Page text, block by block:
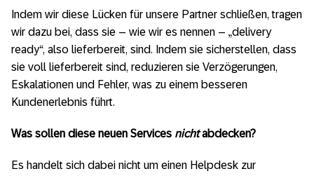
Indem wir diese Lücken für unsere Partner schließen, tragen
wir dazu bei, dass sie – wie wir es nennen – „delivery
ready“, also lieferbereit, sind. Indem sie sicherstellen, dass
sie voll lieferbereit sind, reduzieren sie Verzögerungen,
Eskalationen und Fehler, was zu einem besseren
Kundenerlebnis führt.
Was sollen diese neuen Services nichtabdecken?
Es handelt sich dabei nicht um einen Helpdesk zur